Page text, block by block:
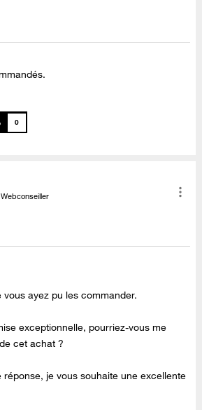
0
Webconseiller
vous ayez pu les commander.
exceptionnelle, pourriez-vous me
cet achat ?
je vous souhaite une excellente